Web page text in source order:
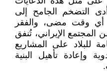
التضخم الجامح إلى
أي وقت مضى، والفقر
الإيراني، تُنفق
للبلاد على المشاريع
وإعادة تأهيل البنية